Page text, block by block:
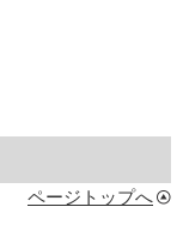
ページトップへ